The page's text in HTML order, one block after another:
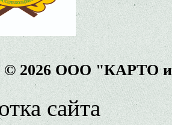
© 2026 ООО "КАРТО
сайта